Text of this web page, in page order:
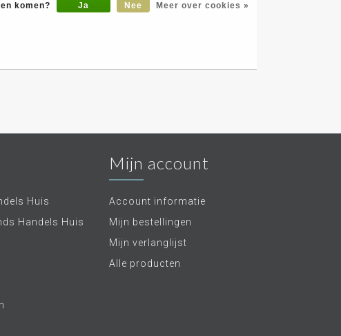
komen? Ja Nee Meer over cookies »
Huis
Handels Huis
Mijn account
Account informatie
Mijn bestellingen
Mijn verlanglijst
Alle producten